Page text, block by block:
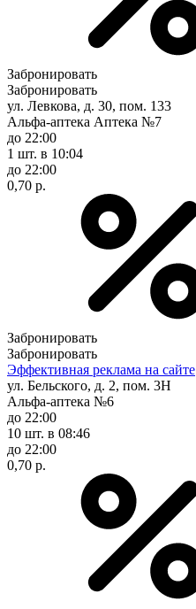
Забронировать
Забронировать
ул. Левкова, д. 30, пом. 133
Альфа-аптека Аптека №7
до 22:00
1 шт. в 10:04
до 22:00
0,70 р.
Забронировать
Забронировать
Эффективная реклама на сайте
ул. Бельского, д. 2, пом. 3Н
Альфа-аптека №6
до 22:00
10 шт. в 08:46
до 22:00
0,70 р.